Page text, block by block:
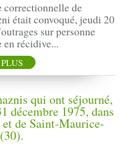
correctionnelle de
était convoqué, jeudi 20
sur personne
récidive...
qui ont séjourné,
décembre 1975, dans
de Saint-Maurice-